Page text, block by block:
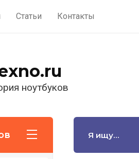
Статьи Контакты
ноутбуков